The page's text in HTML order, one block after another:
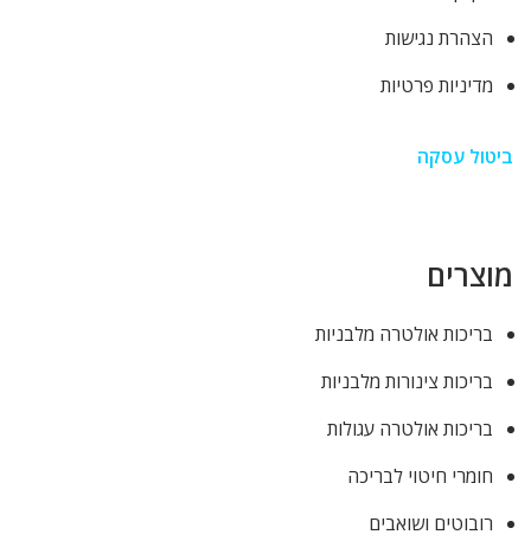
הצהרת נגישות
מדיניות פרטיות
ביטול עסקה
מוצרים
בריכות אולטרה מלבניות
בריכות צינורות מלבניות
בריכות אולטרה עגולות
חומרי חיטוי לבריכה
רובוטים ושואבים